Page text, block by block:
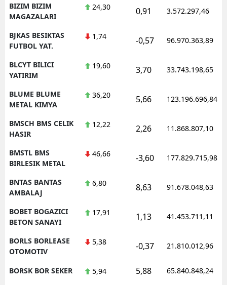
BIZIM BIZIM
MAGAZALARI
24,30 0,91 3.572.297,46
BJKAS BESIKTAS
FUTBOL YAT.
1,74 -0,57 96.970.363,89
BLCYT BILICI
YATIRIM
19,60 3,70 33.743.198,65
BLUME BLUME
METAL KIMYA
36,20 5,66 123.196.696,84
BMSCH BMS CELIK
HASIR
12,22 2,26 11.868.807,10
BMSTL BMS
BIRLESIK METAL
46,66 -3,60 177.829.715,98
BNTAS BANTAS
AMBALAJ
6,80 8,63 91.678.048,63
BOBET BOGAZICI
BETON SANAYI
17,91 1,13 41.453.711,11
BORLS BORLEASE
OTOMOTIV
5,38 -0,37 21.810.012,96
BORSK BOR SEKER 5,94 5,88 65.840.848,24